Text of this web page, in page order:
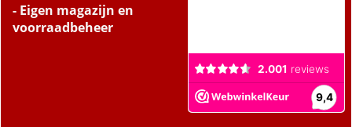
- Eigen magazijn en
voorraadbeheer